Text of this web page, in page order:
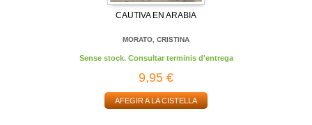
CAUTIVA EN ARABIA
MORATO, CRISTINA
Sense stock. Consultar terminis d'entrega
9,95 €
AFEGIR A LA CISTELLA